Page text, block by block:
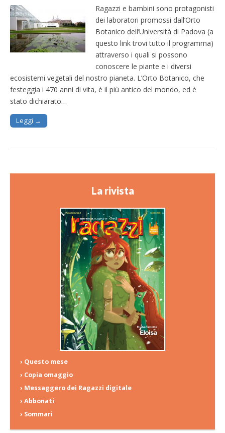
Ragazzi e bambini sono protagonisti
dei laboratori promossi dall’Orto
Botanico dell’Università di Padova (a
questo link trovi tutto il programma)
attraverso i quali si possono
conoscere le piante e i diversi
ecosistemi vegetali del nostro pianeta. L’Orto Botanico, che
festeggia i 470 anni di vita, è il più antico del mondo, ed è
stato dichiarato…
Leggi →
La rivista
› Questo mese
› Copia omaggio
› Messaggero dei Ragazzi digitale
› Abbonati
› Sommari